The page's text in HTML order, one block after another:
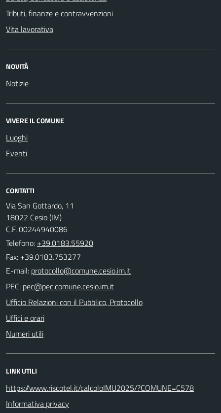
Tributi, finanze e contravvenzioni
Vita lavorativa
NOVITÀ
Notizie
VIVERE IL COMUNE
Luoghi
Eventi
CONTATTI
Via San Gottardo, 11
18022 Cesio (IM)
C.F. 00244940086
Telefono: +39.0183.55920
Fax: +39.0183.753277
E-mail:
PEC:
Ufficio Relazioni con il Pubblico, Protocollo
Uffici e orari
Numeri utili
LINK UTILI
https://www.riscotel.it/calcoloIMU2025/?COMUNE=C578
Informativa privacy